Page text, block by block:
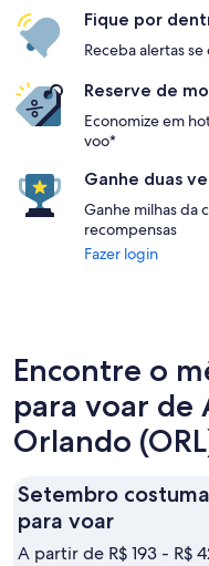
Fique por
Receba alertas
Reserve de
Economize em
voo*
Ganhe duas
Ganhe milhas da
recompensas
Fazer login
Encontre o
para voar de
Orlando
Setembro
para voarSetembro
costuma
A partir de R$ 193 - R$